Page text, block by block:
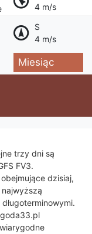
4 m/s
S
4 m/s
Miesiąc
trzy dni są
FV3.
dzisiaj,